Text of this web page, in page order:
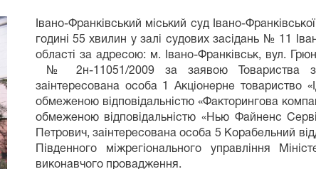
Івано-Франківський міський суд Івано-
годині 55 хвилин у залі судових засідань № 11
області за адресою: м. Івано-Франківськ, вул.
№ 2н-11051/2009 за заявою Товариства з
заінтересована особа 1 Акціонерне товариство
обмеженою відповідальністю «Факторингова
обмеженою відповідальністю «Нью Файненс
Петрович, заінтересована особа 5 Корабельний
Південного міжрегіонального управління
виконавчого провадження.